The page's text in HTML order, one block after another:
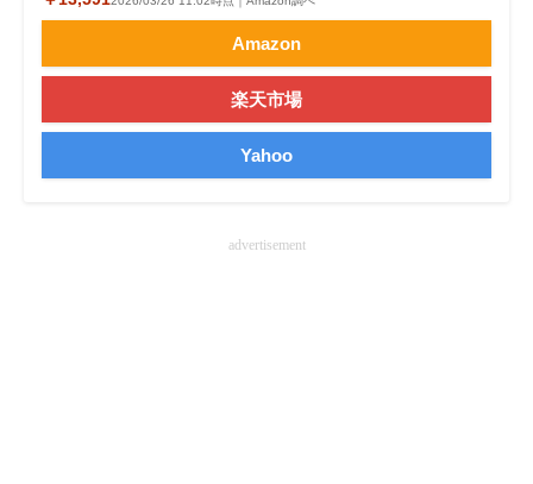
ちょっと気になるネットの話題Amazon
楽天市場
Yahoo
advertisement